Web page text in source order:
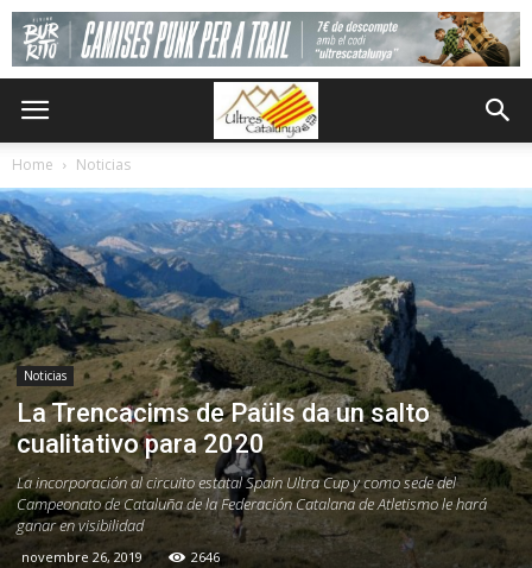
Home Noticias
Noticias
La Trencacims de Paüls da un salto
cualitativo para 2020
La incorporación al circuito estatal Spain Ultra Cup y como sede del
Campeonato de Cataluña de la Federación Catalana de Atletismo le hará
ganar en visibilidad
novembre 26, 2019 2646